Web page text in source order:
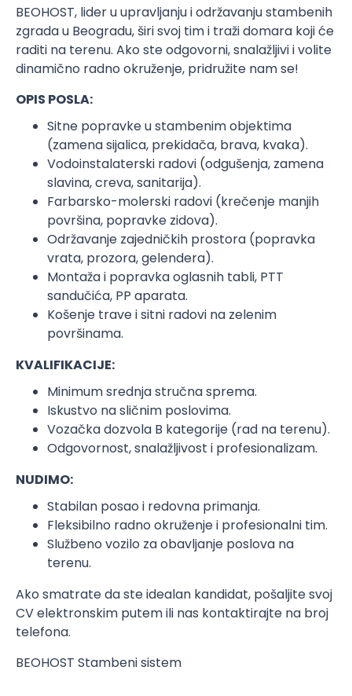
BEOHOST, lider u upravljanju i održavanju stambenih
zgrada u Beogradu, širi svoj tim i traži domara koji će
raditi na terenu. Ako ste odgovorni, snalažljivi i volite
dinamično radno okruženje, pridružite nam se!
OPIS POSLA:
Sitne popravke u stambenim objektima
(zamena sijalica, prekidača, brava, kvaka).
Vodoinstalaterski radovi (odgušenja, zamena
slavina, creva, sanitarija).
Farbarsko-molerski radovi (krečenje manjih
površina, popravke zidova).
Održavanje zajedničkih prostora (popravka
vrata, prozora, gelendera).
Montaža i popravka oglasnih tabli, PTT
sandučića, PP aparata.
Košenje trave i sitni radovi na zelenim
površinama.
KVALIFIKACIJE:
Minimum srednja stručna sprema.
Iskustvo na sličnim poslovima.
Vozačka dozvola B kategorije (rad na terenu).
Odgovornost, snalažljivost i profesionalizam.
NUDIMO:
Stabilan posao i redovna primanja.
Fleksibilno radno okruženje i profesionalni tim.
Službeno vozilo za obavljanje poslova na
terenu.
Ako smatrate da ste idealan kandidat, pošaljite svoj
CV elektronskim putem ili nas kontaktirajte na broj
telefona.
BEOHOST Stambeni sistem